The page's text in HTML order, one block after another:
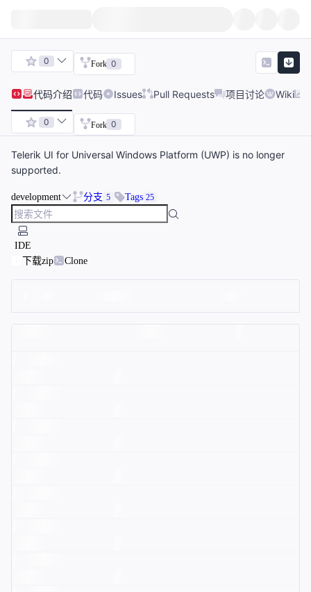
0 Fork 0
代码介绍 代码 Issues Pull Requests 项目讨论 Wiki
0 Fork 0
Telerik UI for Universal Windows Platform (UWP) is no longer
supported.
development 分支 5 Tags 25
IDE
下载zip
Clone